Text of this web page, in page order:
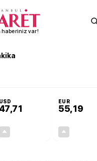
haberiniz var!
USD
47,71
EUR
55,19